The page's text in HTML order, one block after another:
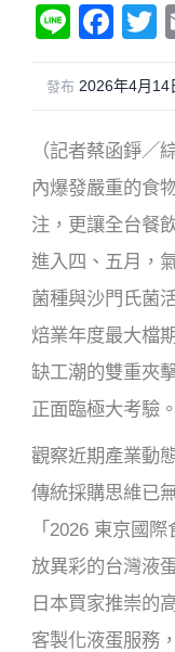
Li
n
e
F
a
c
b
o
o
k
發布 2026年4月14
（記者蔡函錚／
內爆發嚴重的食
注，更讓全台餐
進入四、五月，
菌種與沙門氏菌
焙業年度最大檔
缺工潮的雙重夾
正面臨極大考驗。
觀察近期產業動
傳統採購思維已
「2026 東京國
放異彩的台灣液
日本買家推崇的
客製化液蛋服務